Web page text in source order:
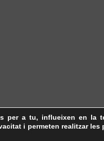
per a tu, influeixen en la
i permeten realitzar